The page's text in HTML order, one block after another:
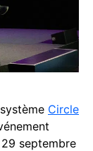
Circle
septembre